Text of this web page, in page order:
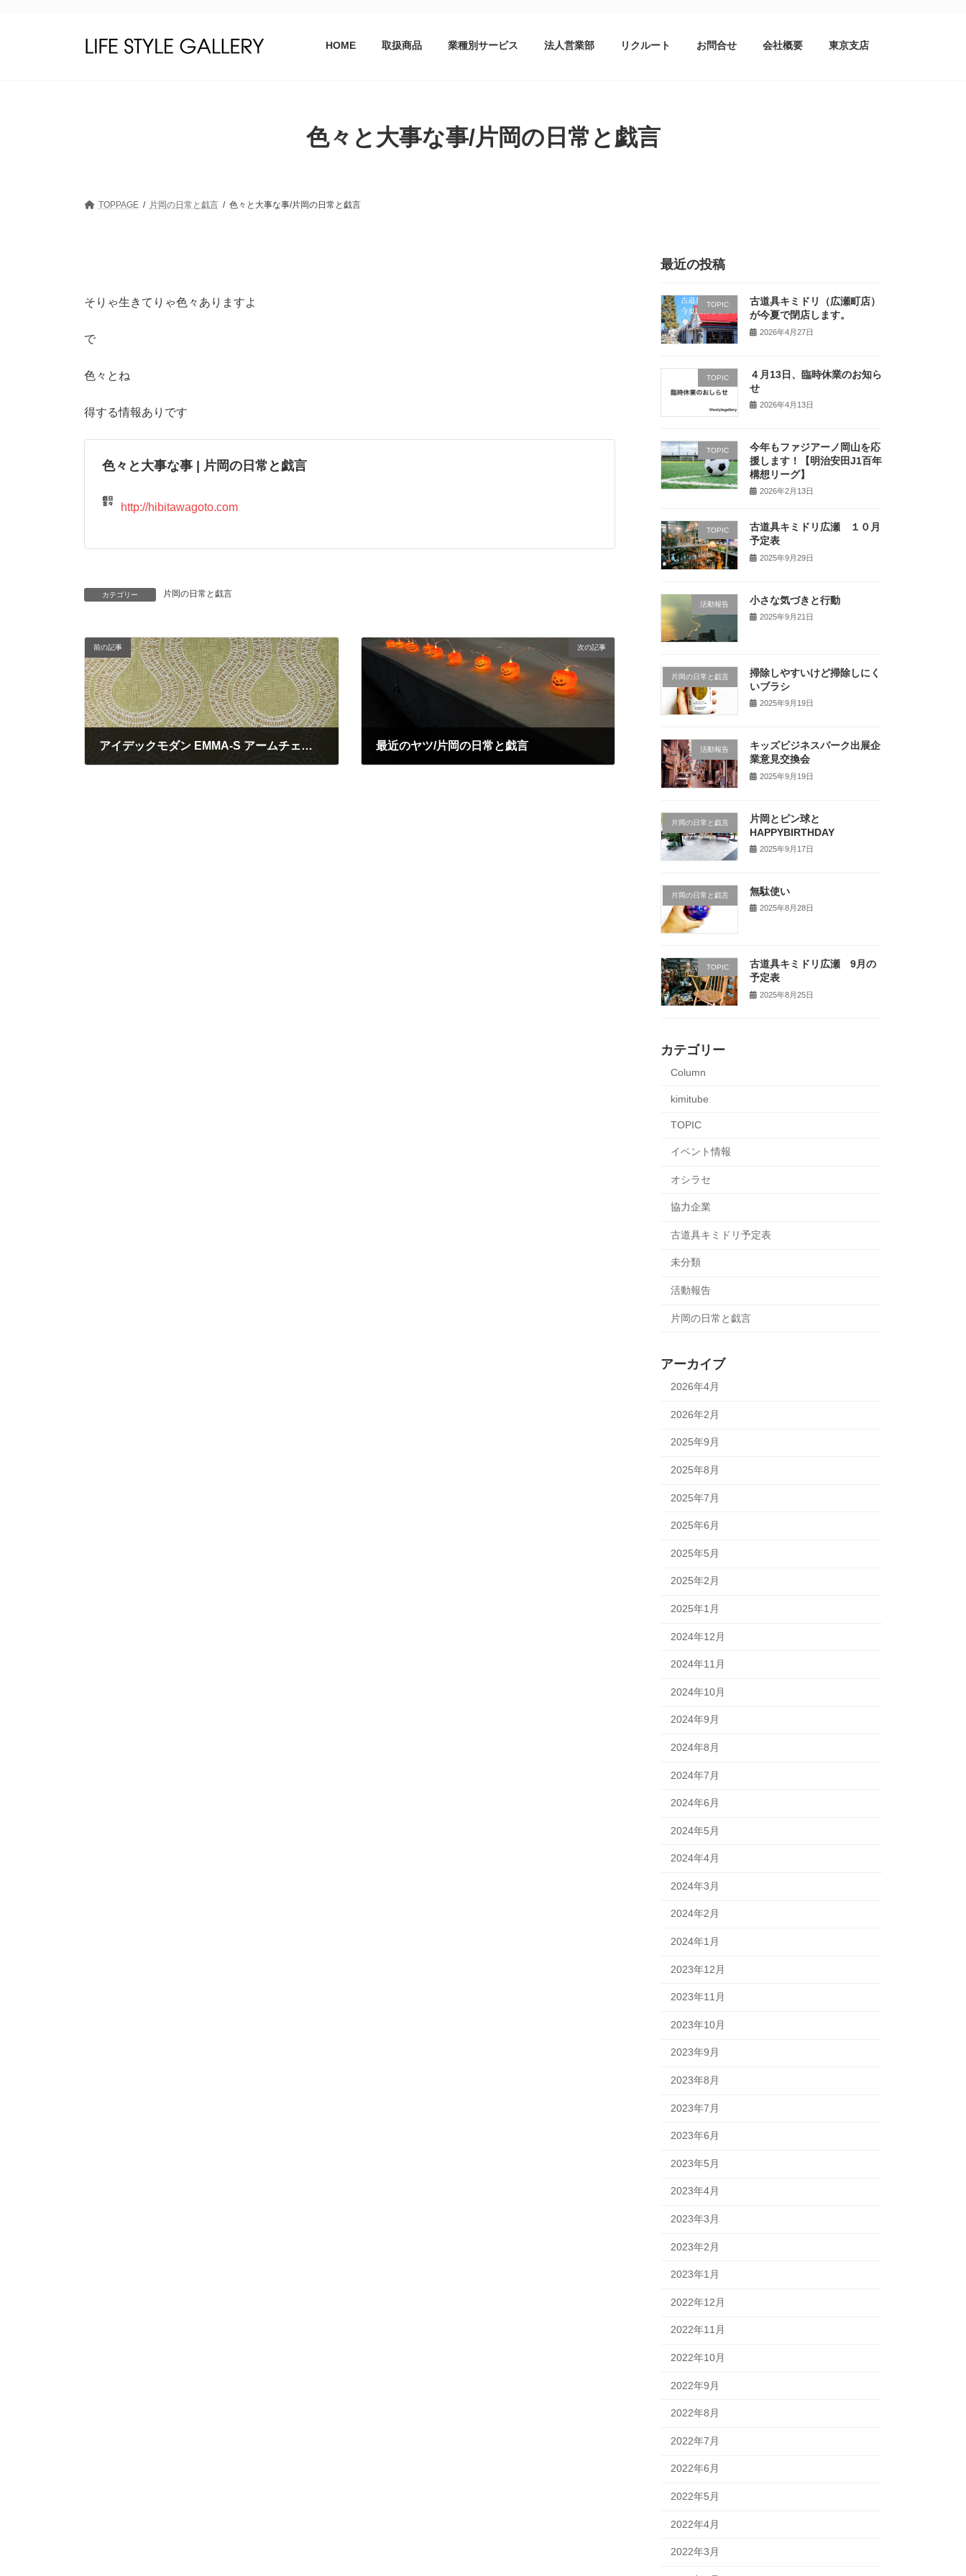
HOME 取扱商品 業種別サービス 法人営業部 リクルート お問合せ 会社概要 東京支店
色々と大事な事/片岡の日常と戯言
TOPPAGE 片岡の日常と戯言 色々と大事な事/片岡の日常と戯言
そりゃ生きてりゃ色々ありますよ
で
色々とね
得する情報ありです
色々と大事な事 | 片岡の日常と戯言
http://hibitawagoto.com
カテゴリー 片岡の日常と戯言
前の記事
アイデックモダン EMMA-S アームチェアを買取させて頂きました。松島店にて販売中です。
次の記事
最近のヤツ/片岡の日常と戯言
最近の投稿
TOPIC
古道具キミドリ（広瀬町店）
が今夏で閉店します。
2026年4月27日
TOPIC
４月13日、臨時休業のお知ら
せ
2026年4月13日
TOPIC
今年もファジアーノ岡山を応
援します！【明治安田J1百年
構想リーグ】
2026年2月13日
TOPIC
古道具キミドリ広瀬 １０月
予定表
2025年9月29日
活動報告 小さな気づきと行動
2025年9月21日
片岡の日常と戯言
掃除しやすいけど掃除しにく
いブラシ
2025年9月19日
活動報告
キッズビジネスパーク出展企
業意見交換会
2025年9月19日
片岡の日常と戯言
片岡とピン球と
HAPPYBIRTHDAY
2025年9月17日
片岡の日常と戯言 無駄使い
2025年8月28日
TOPIC
古道具キミドリ広瀬 9月の
予定表
2025年8月25日
カテゴリー
Column
kimitube
TOPIC
イベント情報
オシラセ
協力企業
古道具キミドリ予定表
未分類
活動報告
片岡の日常と戯言
アーカイブ
2026年4月
2026年2月
2025年9月
2025年8月
2025年7月
2025年6月
2025年5月
2025年2月
2025年1月
2024年12月
2024年11月
2024年10月
2024年9月
2024年8月
2024年7月
2024年6月
2024年5月
2024年4月
2024年3月
2024年2月
2024年1月
2023年12月
2023年11月
2023年10月
2023年9月
2023年8月
2023年7月
2023年6月
2023年5月
2023年4月
2023年3月
2023年2月
2023年1月
2022年12月
2022年11月
2022年10月
2022年9月
2022年8月
2022年7月
2022年6月
2022年5月
2022年4月
2022年3月